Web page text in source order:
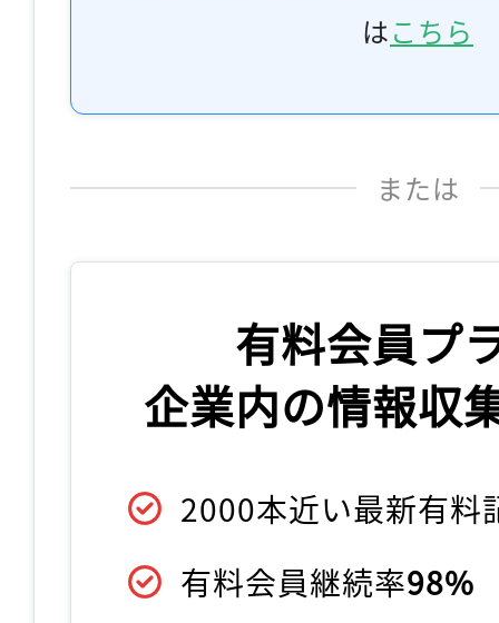
はこちら
または
有料会員プ
企業内の情報収
2000本近い最新有料
有料会員継続率98%